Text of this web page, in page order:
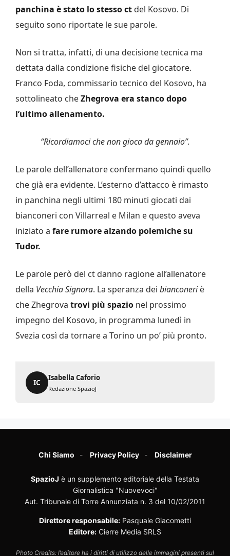
panchina è stato lo stesso ct del Kosovo. Di
seguito sono riportate le sue parole.
Non si tratta, infatti, di una decisione tecnica ma
dettata dalla condizione fisiche del giocatore.
Franco Foda, commissario tecnico del Kosovo, ha
sottolineato cheZhegrova era stanco dopo
l’ultimo allenamento.
“Ricordiamoci che non gioca da gennaio”.
Le parole dell’allenatore confermano quindi quello
che già era evidente. L’esterno d’attacco è rimasto
in panchina negli ultimi 180 minuti giocati dai
bianconeri con Villarreal e Milan e questo aveva
iniziato a fare rumore alzando polemiche su
Tudor.
Le parole però del ct danno ragione all’allenatore
della Vecchia Signora. La speranza dei bianconeriè
che Zhegrova trovi più spazio nel prossimo
impegno del Kosovo, in programma lunedì in
Svezia così da tornare a Torino un po’ più pronto.
IC
Isabella Caforio
Redazione SpazioJ
Chi Siamo Privacy Policy Disclaimer
SpazioJ è un supplemento editoriale della Testata
Giornalistica "Nuovevoci"
Aut. Tribunale di Torre Annunziata n. 3 del 10/02/2011
Direttore responsabile: Pasquale Giacometti
Editore: Cierre Media SRLS
Photo Credits: l’editore ha i diritti di utilizzo delle immagini presenti sul